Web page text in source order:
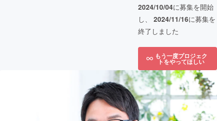
2024/10/04に募集を開始
し、 2024/11/16に募集を
終了しました
もう一度プロジェク
トをやってほしい